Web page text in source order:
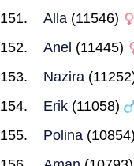
Alla (11546)
Anel (11445)
Nazira
Erik (11058)
Polina (10854)